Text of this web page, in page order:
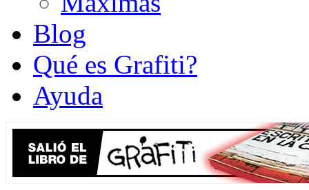
Blog
Qué es Grafiti?
Ayuda